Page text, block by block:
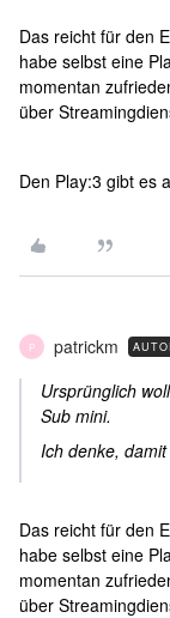
Das reicht für den
habe selbst eine
momentan
über
Den Play:3 gibt es
P patrickm
Ursprünglich
Sub mini.
Ich denke,
Das reicht für den
habe selbst eine
momentan
über